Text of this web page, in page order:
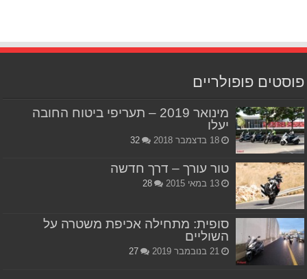
פוסטים פופולריים
מינואר 2019 – תעריפי ביטוח החובה
יעלו
18 בדצמבר 2018 32
טור עורך – דרך חדשה
13 במאי 2015 28
סופית: מתחילה אכיפת משטרה על
השוליים
21 בנובמבר 2019 27